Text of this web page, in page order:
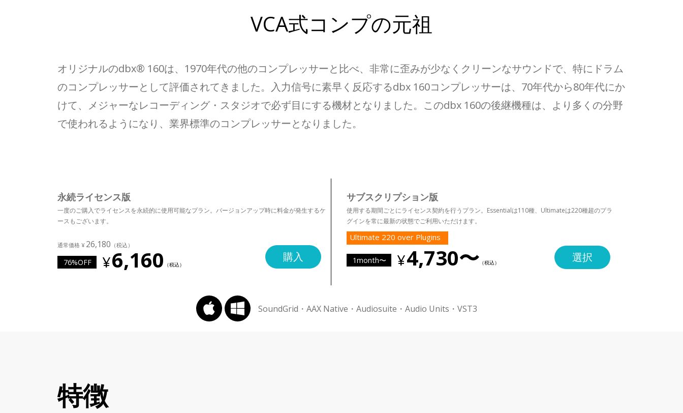
VCA式コンプの元祖
オリジナルのdbx® 160は、1970年代の他のコンプレッサーと比べ、非常に歪みが少なくクリーンなサウンドで、特にドラム
のコンプレッサーとして評価されてきました。入力信号に素早く反応するdbx 160コンプレッサーは、70年代から80年代にか
けて、メジャーなレコーディング・スタジオで必ず目にする機材となりました。このdbx 160の後継機種は、より多くの分野
で使われるようになり、業界標準のコンプレッサーとなりました。
永続ライセンス版
一度のご購入でライセンスを永続的に使用可能なプラン。バージョンアップ時に料金が発生するケ
ースもございます。
26,180
76%OFF 6,160 購入
サブスクリプション版
使用する期間ごとにライセンス契約を行うプラン。Essentialは110種、Ultimateは220種超のプラ
グインを常に最新の状態でご利用いただけます。
Ultimate 220 over Plugins
1month〜 4,730〜 選択
SoundGrid・AAX Native・Audiosuite・Audio Units・VST3
特徴